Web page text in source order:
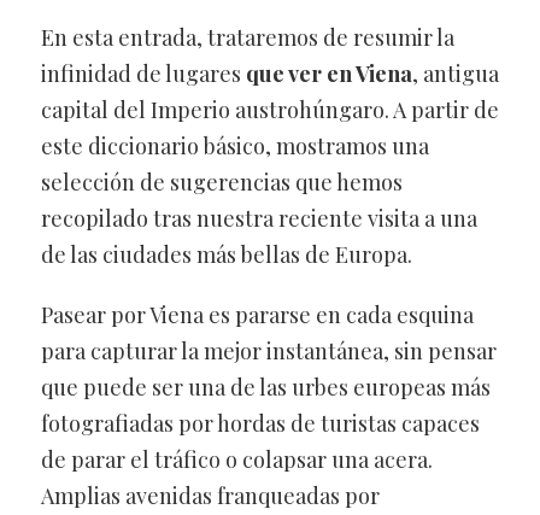
En esta entrada, trataremos de resumir la
infinidad de lugares que ver en Viena, antigua
capital del Imperio austrohúngaro. A partir de
este diccionario básico, mostramos una
selección de sugerencias que hemos
recopilado tras nuestra reciente visita a una
de las ciudades más bellas de Europa.
Pasear por Viena es pararse en cada esquina
para capturar la mejor instantánea, sin pensar
que puede ser una de las urbes europeas más
fotografiadas por hordas de turistas capaces
de parar el tráfico o colapsar una acera.
Amplias avenidas franqueadas por